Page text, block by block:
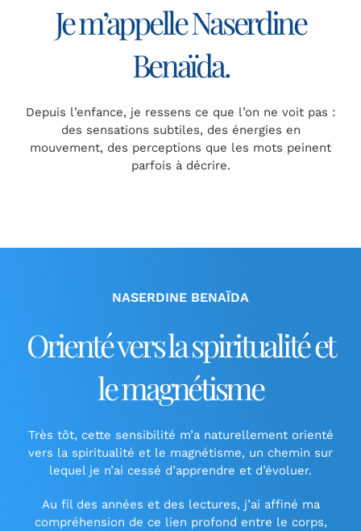
Je m’appelle Naserdine
Benaïda.
Depuis l’enfance, je ressens ce que l’on ne voit pas :
des sensations subtiles, des énergies en
mouvement, des perceptions que les mots peinent
parfois à décrire.
NASERDINE BENAÏDA
Orienté vers la spiritualité et
le magnétisme
Très tôt, cette sensibilité m’a naturellement orienté
vers la spiritualité et le magnétisme, un chemin sur
lequel je n’ai cessé d’apprendre et d’évoluer.
Au fil des années et des lectures, j’ai affiné ma
compréhension de ce lien profond entre le corps,